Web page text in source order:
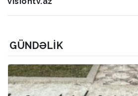
GÜNDƏLIK